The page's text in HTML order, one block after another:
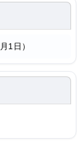
1日）